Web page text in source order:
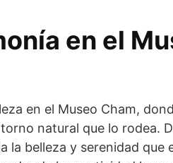
en el
en el Museo Cham,
natural que lo rodea.
la belleza y serenidad que